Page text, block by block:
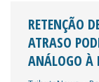
RETENÇÃO
ATRASO
ANÁLOGO À